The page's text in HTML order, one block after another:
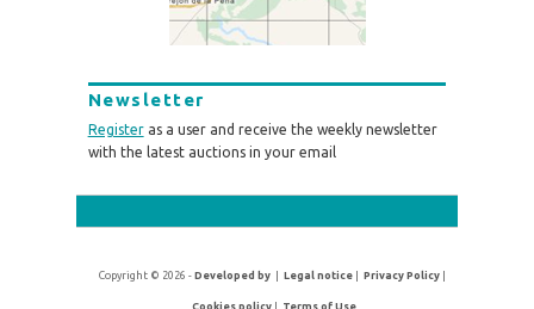
Newsletter
Registeras a user and receive the weekly newsletter
with the latest auctions in your email
Copyright © 2026 -Developed by |Legal notice |Privacy Policy
Cookies policy| Terms of Use